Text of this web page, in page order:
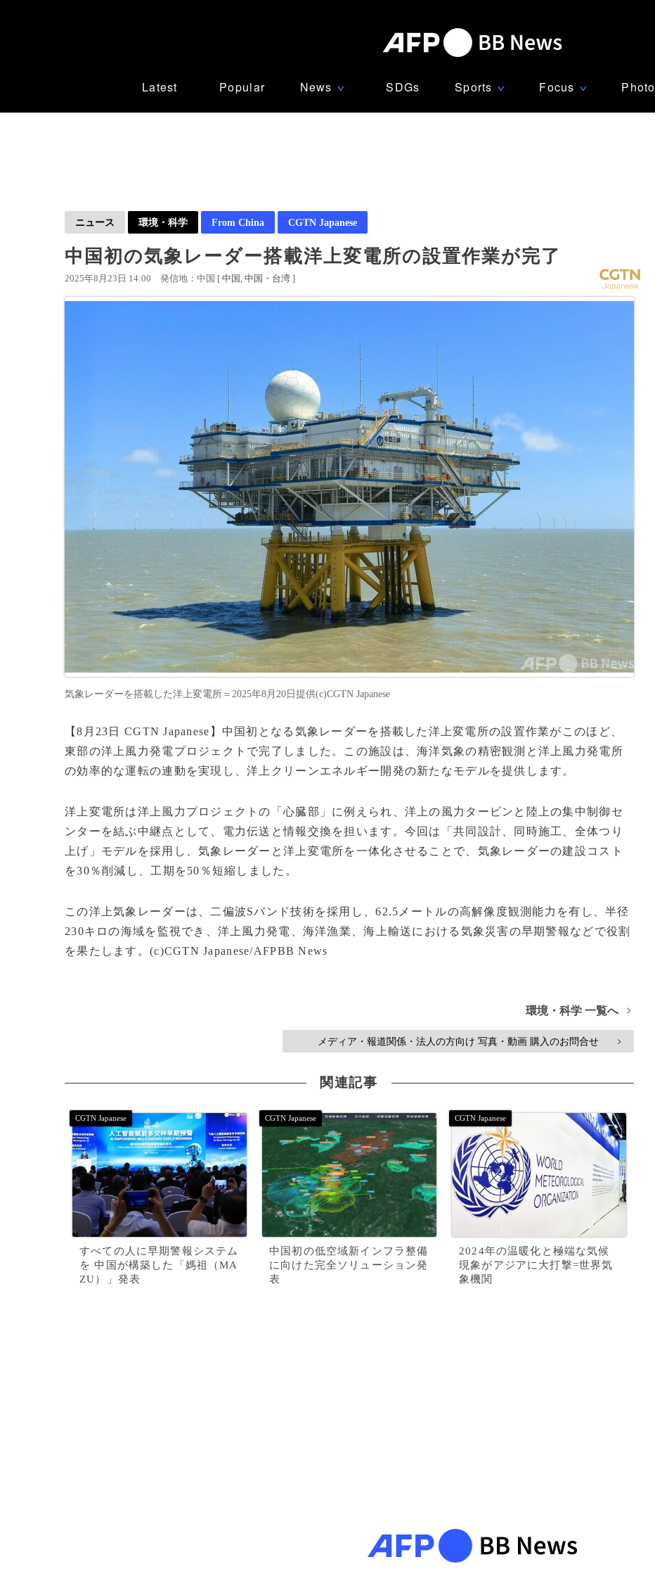
Latest Popular News ∨ SDGs Sports ∨ Focus ∨ Photo
ニュース 環境・科学 From China CGTN Japanese
中国初の気象レーダー搭載洋上変電所の設置作業が完了
2025年8月23日 14:00 発信地：中国 [ 中国 中国・台湾 ]
気象レーダーを搭載した洋上変電所＝2025年8月20日提供(c)CGTN Japanese
【8月23日 CGTN Japanese】中国初となる気象レーダーを搭載した洋上変電所の設置作業がこのほど、
東部の洋上風力発電プロジェクトで完了しました。この施設は、海洋気象の精密観測と洋上風力発電所
の効率的な運転の連動を実現し、洋上クリーンエネルギー開発の新たなモデルを提供します。
洋上変電所は洋上風力プロジェクトの「心臓部」に例えられ、洋上の風力タービンと陸上の集中制御セ
ンターを結ぶ中継点として、電力伝送と情報交換を担います。今回は「共同設計、同時施工、全体つり
上げ」モデルを採用し、気象レーダーと洋上変電所を一体化させることで、気象レーダーの建設コスト
を30％削減し、工期を50％短縮しました。
この洋上気象レーダーは、二偏波Sバンド技術を採用し、62.5メートルの高解像度観測能力を有し、半径
230キロの海域を監視でき、洋上風力発電、海洋漁業、海上輸送における気象災害の早期警報などで役割
を果たします。(c)CGTN Japanese/AFPBB News
環境・科学 一覧へ >
メディア・報道関係・法人の方向け 写真・動画 購入のお問合せ >
関連記事
すべての人に早期警報システム
を 中国が構築した「媽祖（MA
ZU）」発表
中国初の低空域新インフラ整備
に向けた完全ソリューション発
表
2024年の温暖化と極端な気候
現象がアジアに大打撃=世界気
象機関